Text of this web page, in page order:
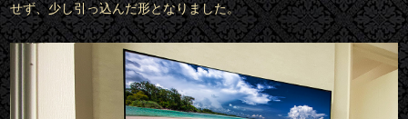
せず、少し引っ込んだ形となりました。